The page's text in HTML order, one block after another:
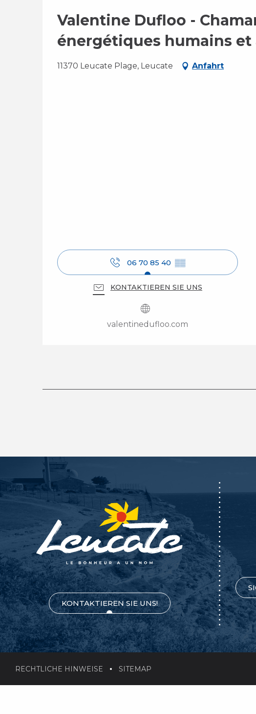
Valentine Dufloo -
énergétiques humains et
11370 Leucate Plage, Leucate Anfahrt
06 70 85 40 ▒▒
KONTAKTIEREN SIE UNS
valentinedufloo.com
KONTAKTIEREN SIE UNS!
RECHTLICHE HINWEISE SITEMAP